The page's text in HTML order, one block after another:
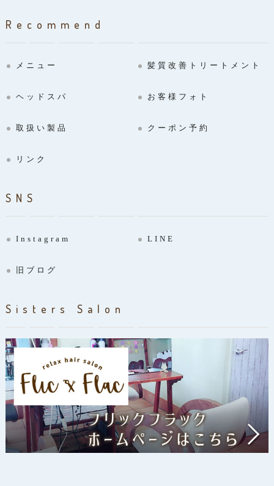
Recommend
メニュー 髪質改善トリートメント
ヘッドスパ お客様フォト
取扱い製品 クーポン予約
リンク
SNS
Instagram LINE
旧ブログ
Sisters Salon